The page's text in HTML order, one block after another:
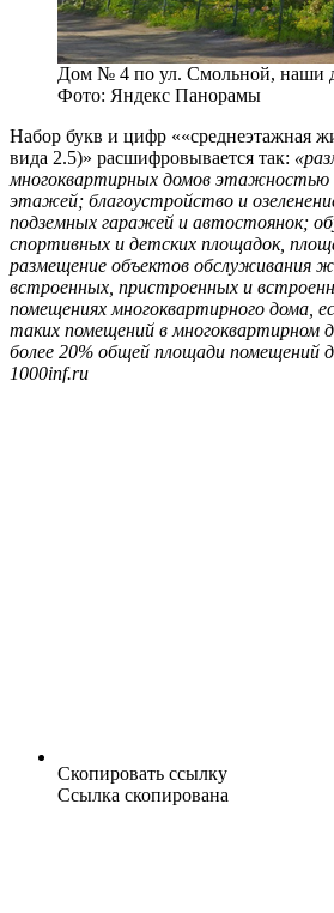
Дом № 4 по ул. Смольной, наши
Фото: Яндекс Панорамы
Набор букв и цифр ««среднеэтажная
вида 2.5)» расшифровывается так:
многоквартирных домов этажностью
этажей; благоустройство и
подземных гаражей и автостоянок;
спортивных и детских площадок,
размещение объектов обслуживания
встроенных, пристроенных и
помещениях многоквартирного дома,
таких помещений в многоквартирном
более 20% общей площади помещений
1000inf.ru
Скопировать ссылку
Ссылка скопирована